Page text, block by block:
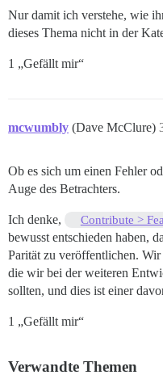
Nur damit ich verstehe, wie
dieses Thema nicht in der
1 „Gefällt mir“
mcwumbly (Dave McClure)
Ob es sich um einen Fehler
Auge des Betrachters.
Ich denke, Contribute >
bewusst entschieden haben,
Parität zu veröffentlichen.
die wir bei der weiteren
sollten, und dies ist einer
1 „Gefällt mir“
Verwandte Themen